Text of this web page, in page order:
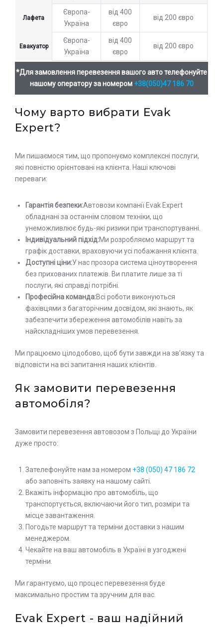
Лафета
Європа-
Україна
від 400
євро
від 200 євро
Евакуатор
Європа-
Україна
від 400
євро
від 200 євро
*Для замовлення перевезення вашого авто телефонуйте
нашому оператору за номером +38(050)47 186 70
Чому варто вибрати Evak
Expert?
Ми пишаємося тим, що пропонуємо комплексні послуги,
які повністю орієнтовані на клієнта. Наші ключові
переваги:
Гарантія безпеки:Автовози компанії Evak Expert
обладнані за останнім словом техніки, що
унеможливлює будь-які ризики при транспортуванні.
Індивідуальний підхід:Ми розробляємо маршрут та
графік доставки, враховуючи усі побажання клієнта.
Доступні ціни:У нас прозора система ціноутворення
без прихованих платежів. Ви платите лише за ті
послуги, які справді потрібні.
Професійна команда:Всі роботи виконуються
фахівцями з багаторічним досвідом, які знають, як
забезпечити збереження автомобілів навіть за
найскладніших умов перевезення.
Ми працюємо цілодобово, щоб бути завжди на зв’язку та
відповісти на всі запитання наших клієнтів.
Як замовити перевезення
автомобіля?
Замовити перевезення автовозом з Польщі до України
дуже просто:
Зателефонуйте нам за номером +38 (050) 47 186 72
або заповніть заявку на нашому сайті.
Вкажіть інформацію про автомобіль, що
транспортується, включаючи його тип, розміри та
місце завантаження.
Погодьте маршрут та терміни доставки з нашим
менеджером.
Чекайте на ваш автомобіль в Україні в узгоджені
терміни.
Ми гарантуємо, що процес перевезення буде
максимально простим та зручним для вас.
Evak Expert - ваш надійний